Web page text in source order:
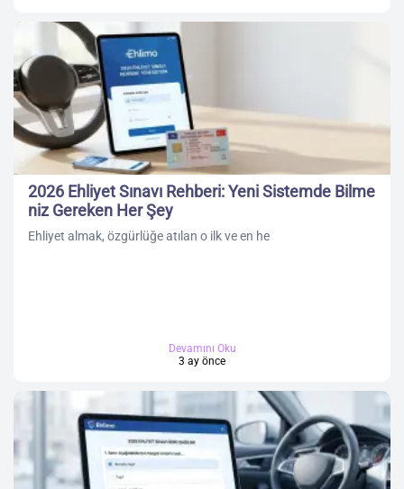
2026 Ehliyet Sınavı Rehberi: Yeni Sistemde Bilme
niz Gereken Her Şey
Ehliyet almak, özgürlüğe atılan o ilk ve en he
Devamını Oku
3 ay önce